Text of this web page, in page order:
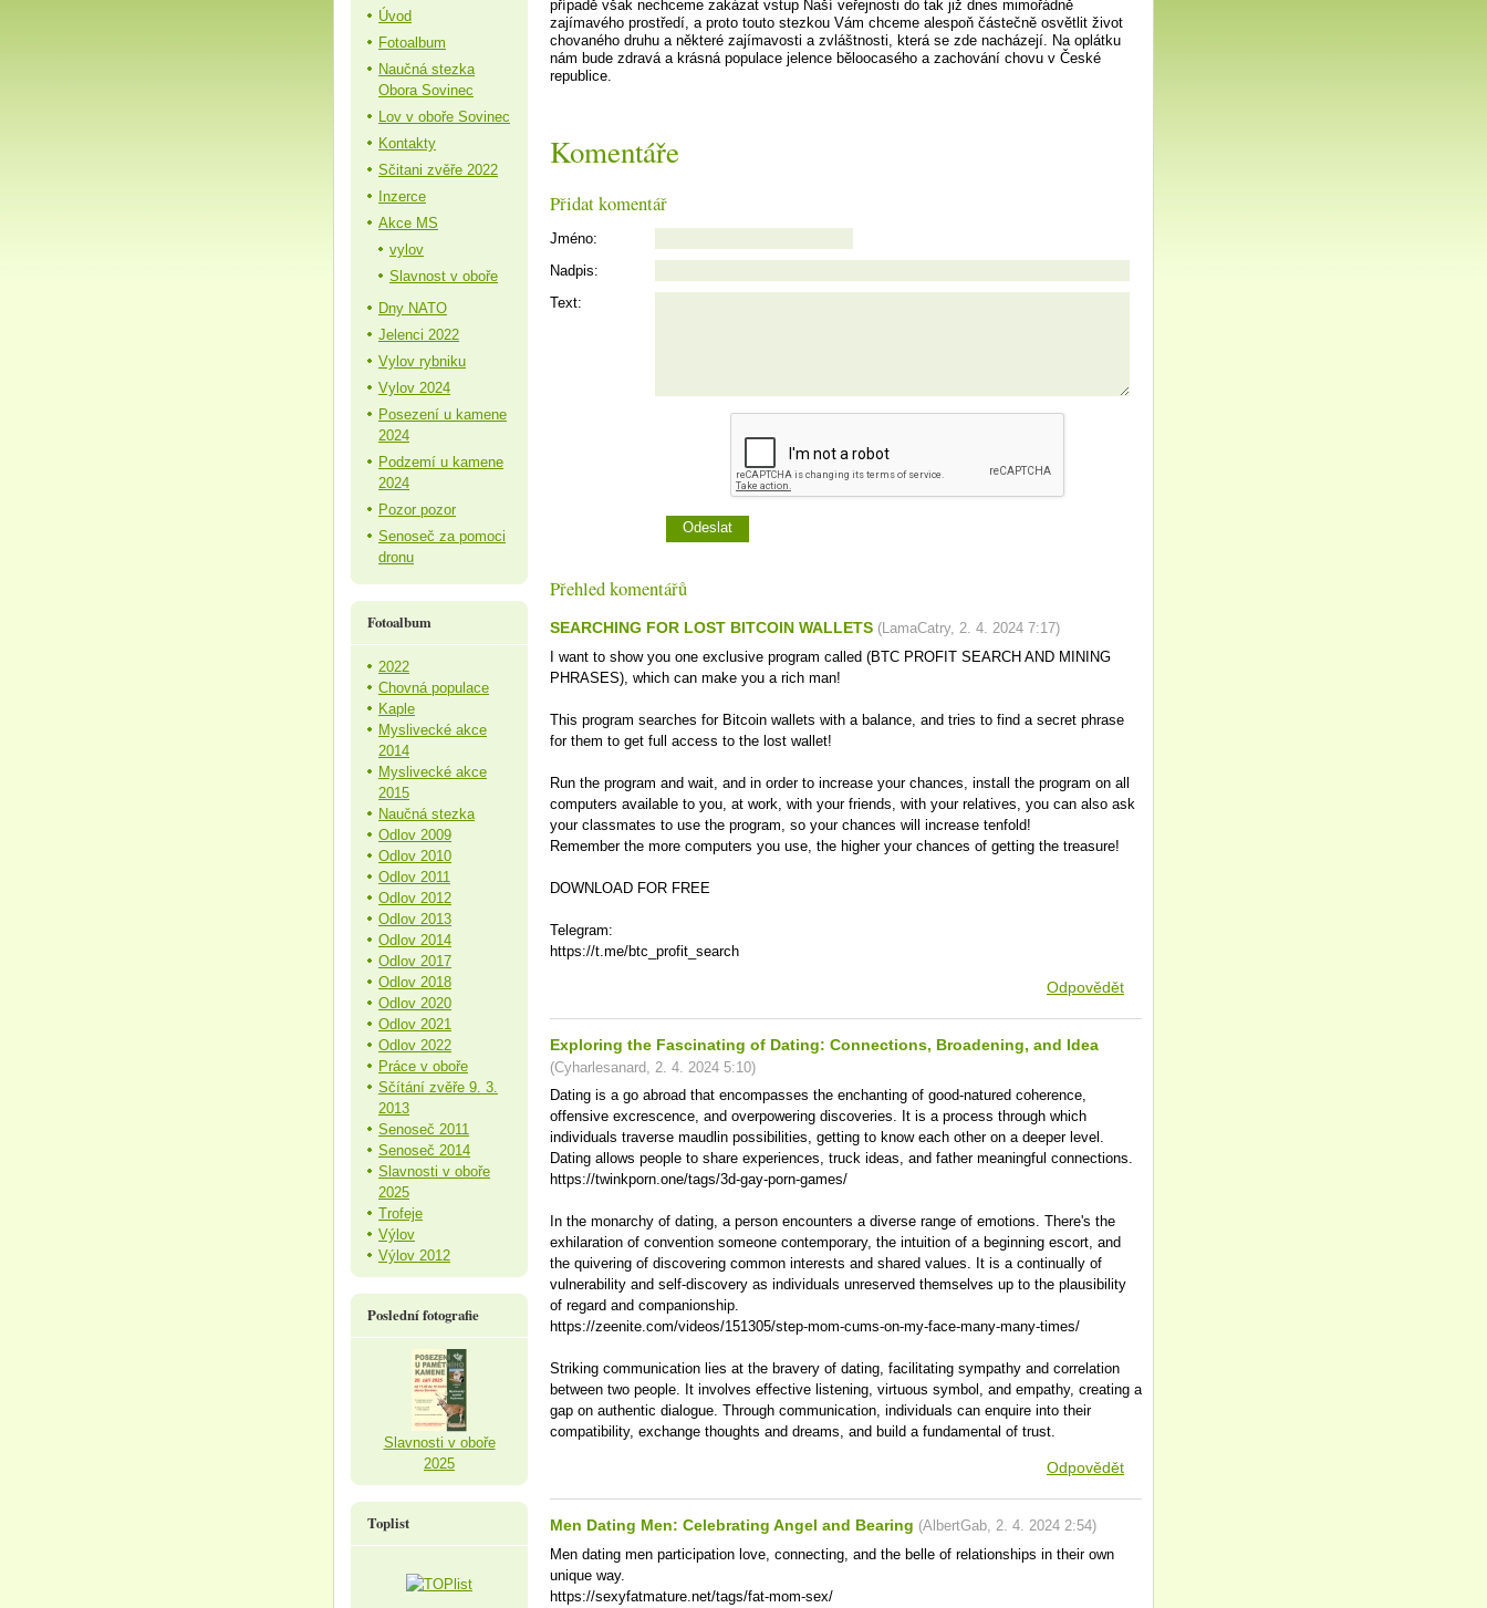
případě však nechceme zakázat vstup Naší veřejnosti do tak již dnes mimořádně
zajímavého prostředí, a proto touto stezkou Vám chceme alespoň částečně osvětlit život
chovaného druhu a některé zajímavosti a zvláštnosti, která se zde nacházejí. Na oplátku
nám bude zdravá a krásná populace jelence běloocasého a zachování chovu v České
republice.
Komentáře
Přidat komentář
Jméno:
Nadpis:
Text:
Přehled komentářů
SEARCHING FOR LOST BITCOIN WALLETS (LamaCatry, 2. 4. 2024 7:17)
I want to show you one exclusive program called (BTC PROFIT SEARCH AND MINING
PHRASES), which can make you a rich man!
This program searches for Bitcoin wallets with a balance, and tries to find a secret phrase
for them to get full access to the lost wallet!
Run the program and wait, and in order to increase your chances, install the program on all
computers available to you, at work, with your friends, with your relatives, you can also ask
your classmates to use the program, so your chances will increase tenfold!
Remember the more computers you use, the higher your chances of getting the treasure!
DOWNLOAD FOR FREE
Telegram:
https://t.me/btc_profit_search
Odpovědět
Exploring the Fascinating of Dating: Connections, Broadening, and Idea
(Cyharlesanard, 2. 4. 2024 5:10)
Dating is a go abroad that encompasses the enchanting of good-natured coherence,
offensive excrescence, and overpowering discoveries. It is a process through which
individuals traverse maudlin possibilities, getting to know each other on a deeper level.
Dating allows people to share experiences, truck ideas, and father meaningful connections.
https://twinkporn.one/tags/3d-gay-porn-games/
In the monarchy of dating, a person encounters a diverse range of emotions. There's the
exhilaration of convention someone contemporary, the intuition of a beginning escort, and
the quivering of discovering common interests and shared values. It is a continually of
vulnerability and self-discovery as individuals unreserved themselves up to the plausibility
of regard and companionship.
https://zeenite.com/videos/151305/step-mom-cums-on-my-face-many-many-times/
Striking communication lies at the bravery of dating, facilitating sympathy and correlation
between two people. It involves effective listening, virtuous symbol, and empathy, creating a
gap on authentic dialogue. Through communication, individuals can enquire into their
compatibility, exchange thoughts and dreams, and build a fundamental of trust.
Odpovědět
Men Dating Men: Celebrating Angel and Bearing (AlbertGab, 2. 4. 2024 2:54)
Men dating men participation love, connecting, and the belle of relationships in their own
unique way.
https://sexyfatmature.net/tags/fat-mom-sex/
Úvod
Fotoalbum
Naučná stezka
Obora Sovinec
Lov v oboře Sovinec
Kontakty
Sčitani zvěře 2022
Inzerce
Akce MS
vylov
Slavnost v oboře
Dny NATO
Jelenci 2022
Vylov rybniku
Vylov 2024
Posezení u kamene
2024
Podzemí u kamene
2024
Pozor pozor
Senoseč za pomoci
dronu
Fotoalbum
2022
Chovná populace
Kaple
Myslivecké akce
2014
Myslivecké akce
2015
Naučná stezka
Odlov 2009
Odlov 2010
Odlov 2011
Odlov 2012
Odlov 2013
Odlov 2014
Odlov 2017
Odlov 2018
Odlov 2020
Odlov 2021
Odlov 2022
Práce v oboře
Sčítání zvěře 9. 3.
2013
Senoseč 2011
Senoseč 2014
Slavnosti v oboře
2025
Trofeje
Výlov
Výlov 2012
Poslední fotografie
Slavnosti v oboře
2025
Toplist